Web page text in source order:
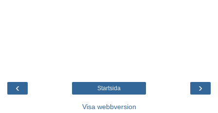
‹ ›
Startsida
Visa webbversion